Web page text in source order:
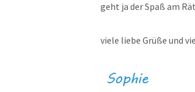
geht ja der Spaß am
viele liebe Grüße und